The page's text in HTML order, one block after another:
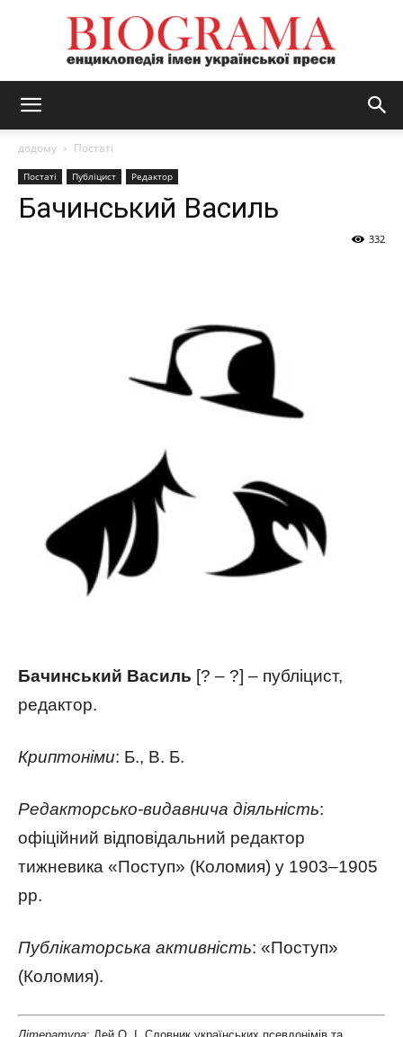
додому Постаті
Постаті Публіцист Редактор
Бачинський Василь
332
Бачинський Василь [? – ?] – публіцист,
редактор.
Криптоніми: Б., В. Б.
Редакторсько-видавнича діяльність:
офіційний відповідальний редактор
тижневика «Поступ» (Коломия) у 1903–1905
рр.
Публікаторська активність: «Поступ»
(Коломия).